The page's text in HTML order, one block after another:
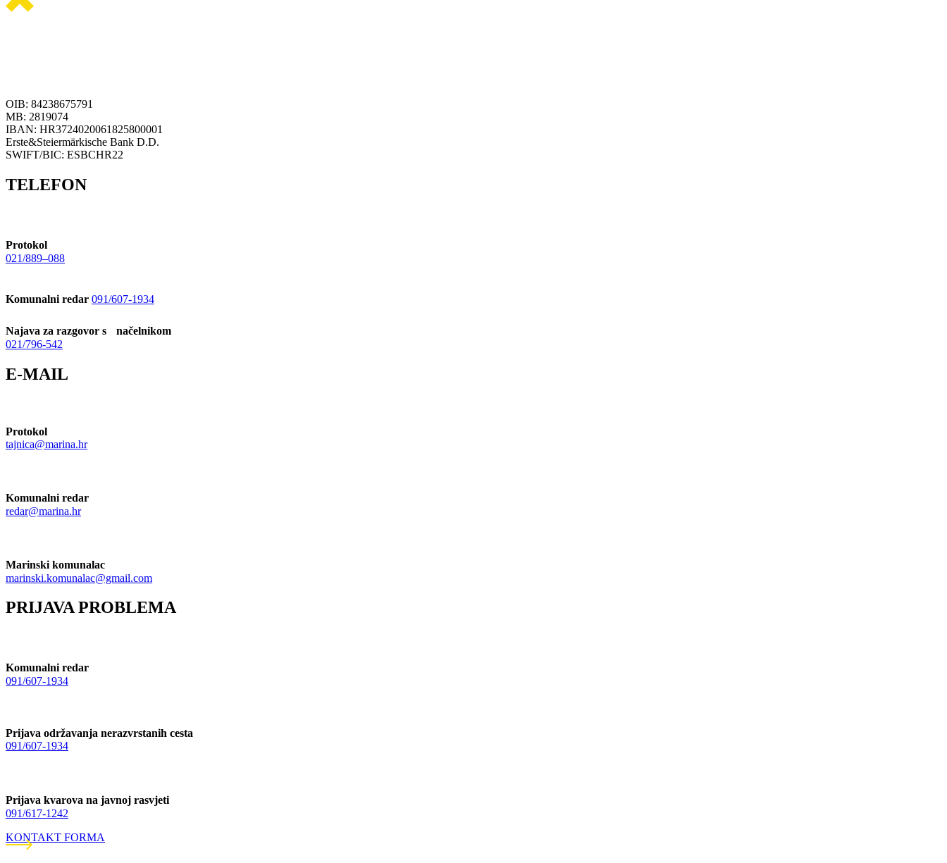
OIB: 84238675791
MB: 2819074
IBAN: HR3724020061825800001
Erste&Steiermärkische Bank D.D.
SWIFT/BIC: ESBCHR22
TELEFON
Protokol
021/889–088
Komunalni redar 091/607-1934
Najava za razgovor s načelnikom
021/796-542
E-MAIL
Protokol
tajnica@marina.hr
Komunalni redar
redar@marina.hr
Marinski komunalac
marinski.komunalac@gmail.com
PRIJAVA PROBLEMA
Komunalni redar
091/607-1934
Prijava održavanja nerazvrstanih cesta
091/607-1934
Prijava kvarova na javnoj rasvjeti
091/617-1242
KONTAKT FORMA